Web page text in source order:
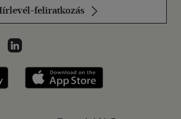
feliratkozás
on
az Instagramon
Libri a LinkedInen
Libri applikáció Szerezd meg: Google